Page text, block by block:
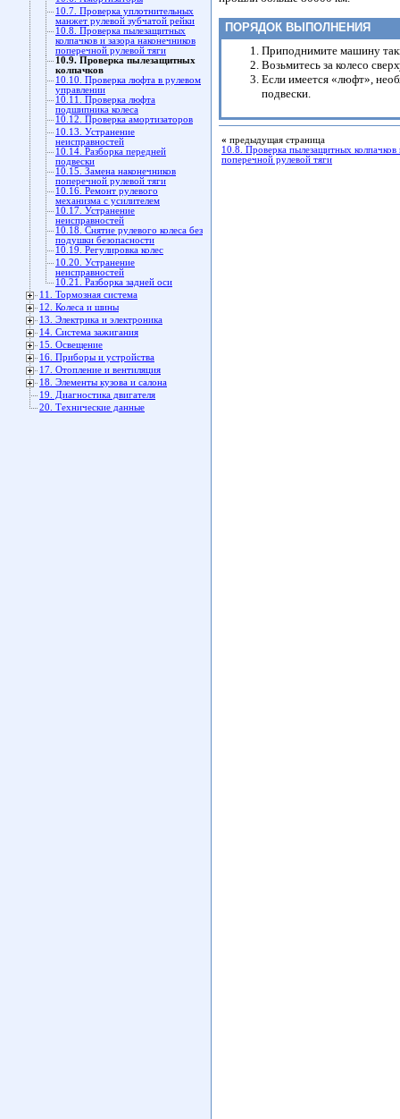
10.7. Проверка уплотнительных
манжет рулевой зубчатой рейки
10.8. Проверка пылезащитных
колпачков и зазора наконечников
поперечной рулевой тяги
10.9. Проверка пылезащитных
колпачков
10.10. Проверка люфта в рулевом
управлении
10.11. Проверка люфта
подшипника колеса
10.12. Проверка амортизаторов
10.13. Устранение
неисправностей
10.14. Разборка передней
подвески
10.15. Замена наконечников
поперечной рулевой тяги
10.16. Ремонт рулевого
механизма с усилителем
10.17. Устранение
неисправностей
10.18. Снятие рулевого колеса без
подушки безопасности
10.19. Регулировка колес
10.20. Устранение
неисправностей
10.21. Разборка задней оси
11. Тормозная система
12. Колеса и шины
13. Электрика и электроника
14. Система зажигания
15. Освещение
16. Приборы и устройства
17. Отопление и вентиляция
18. Элементы кузова и салона
19. Диагностика двигателя
20. Технические данные
ПОРЯДОК ВЫПОЛНЕНИЯ
Приподнимите машину
Возьмитесь за колесо
Если имеется «люфт»,
подвески.
« предыдущая страница
10.8. Проверка пылезащитных колпачков
поперечной рулевой тяги